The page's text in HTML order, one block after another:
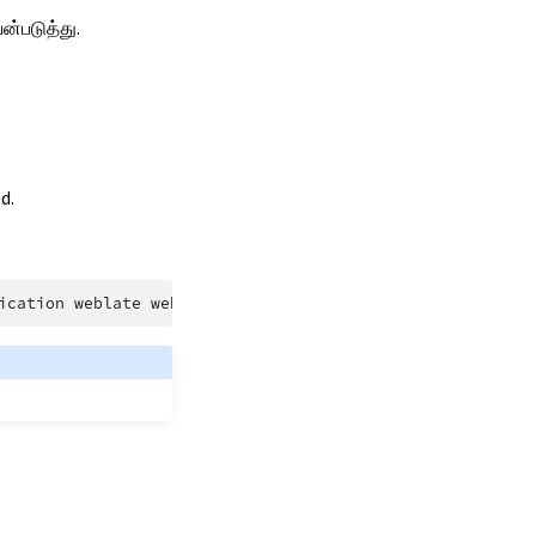
weblate website